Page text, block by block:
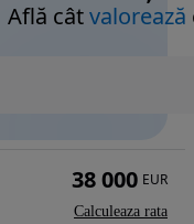
Află câtvalorează
38 000 EUR
Calculeaza rata